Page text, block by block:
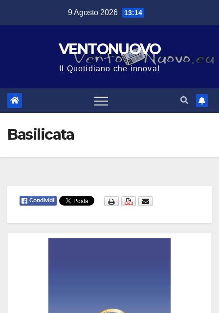
9 Agosto 2026 13:14
VENTONUOVO
Il Quotidiano che innova!
Basilicata